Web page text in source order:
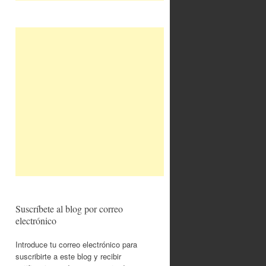
Suscríbete al blog por correo
electrónico
Introduce tu correo electrónico para
suscribirte a este blog y recibir